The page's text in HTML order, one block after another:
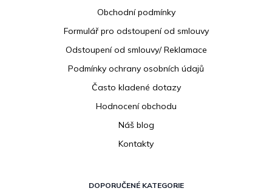
Obchodní podmínky
Formulář pro odstoupení od smlouvy
Odstoupení od smlouvy/ Reklamace
Podmínky ochrany osobních údajů
Často kladené dotazy
Hodnocení obchodu
Náš blog
Kontakty
DOPORUČENÉ KATEGORIE